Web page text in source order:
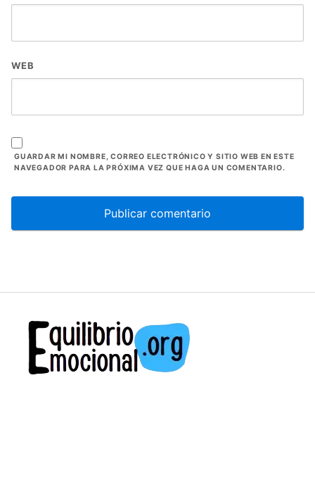
WEB
GUARDAR MI NOMBRE, CORREO ELECTRÓNICO Y SITIO WEB EN ESTE
NAVEGADOR PARA LA PRÓXIMA VEZ QUE HAGA UN COMENTARIO.